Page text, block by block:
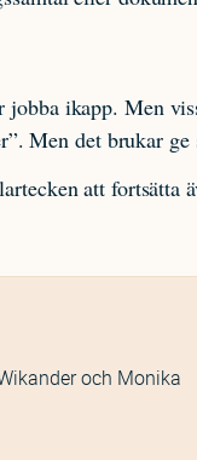
jobba ikapp. Men
Men det brukar ge
att fortsätta
och Monika